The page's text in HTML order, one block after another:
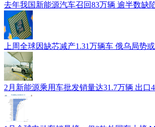
去年我国新能源汽车召回83万辆 逾半数缺
上周全球因缺芯减产1.31万辆车 俄乌局势
2月新能源乘用车批发销量达31.7万辆 出口